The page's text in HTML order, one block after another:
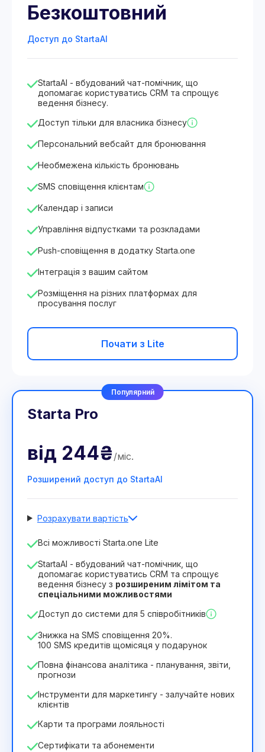
Безкоштовний
Доступ до StartaAI
StartaAI - вбудований чат-помічник, що
допомагає користуватись CRM та спрощує
ведення бізнесу.
Доступ тільки для власника бізнесу
Персональний вебсайт для бронювання
Необмежена кількість бронювань
SMS сповіщення клієнтам
Календар і записи
Управління відпустками та розкладами
Push-сповіщення в додатку Starta.one
Інтеграція з вашим сайтом
Розміщення на різних платформах для
просування послуг
Почати з Lite
Популярний
Starta Pro
від 244₴ /міс.
Розширений доступ до StartaAI
Розрахувати вартість
Кількість співробітників
Тривалість ліцензії
12 Months (знижка -25%) Вигідний
349₴ 244₴ /місяць
Всі можливості Starta.one Lite
StartaAI - вбудований чат-помічник, що
допомагає користуватись CRM та спрощує
ведення бізнесу з розширеним лімітом та
спеціальними можливостями
Доступ до системи для 5 співробітників
Знижка на SMS сповіщення 20%.
100 SMS кредитів щомісяця у подарунок
Повна фінансова аналітика - планування, звіти,
прогнози
Інструменти для маркетингу - залучайте нових
клієнтів
Карти та програми лояльності
Сертифікати та абонементи